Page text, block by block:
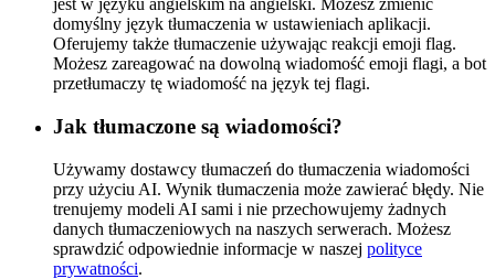
jest w języku angielskim na angielski. Możesz zmienić
domyślny język tłumaczenia w ustawieniach aplikacji.
Oferujemy także tłumaczenie używając reakcji emoji flag.
Możesz zareagować na dowolną wiadomość emoji flagi, a bot
przetłumaczy tę wiadomość na język tej flagi.
Jak tłumaczone są wiadomości?
Używamy dostawcy tłumaczeń do tłumaczenia wiadomości
przy użyciu AI. Wynik tłumaczenia może zawierać błędy. Nie
trenujemy modeli AI sami i nie przechowujemy żadnych
danych tłumaczeniowych na naszych serwerach. Możesz
sprawdzić odpowiednie informacje w naszej polityce
prywatności.